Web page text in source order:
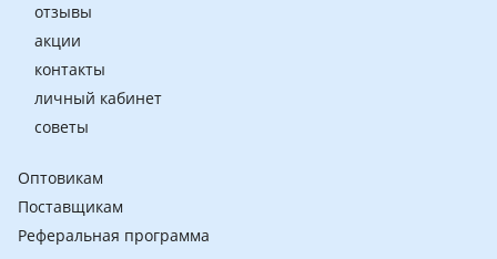
отзывы
акции
контакты
личный кабинет
советы
Оптовикам
Поставщикам
Реферальная программа